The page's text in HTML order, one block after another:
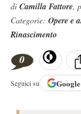
di Camilla Fattore,
Categorie: Opere e
Rinascimento
0
Seguici su Google